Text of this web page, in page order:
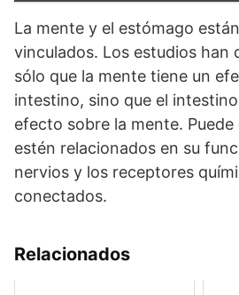
La mente y el estómago
vinculados. Los estudios han
sólo que la mente tiene un
intestino, sino que el
efecto sobre la mente. Puede
estén relacionados en su
nervios y los receptores
conectados.
Relacionados